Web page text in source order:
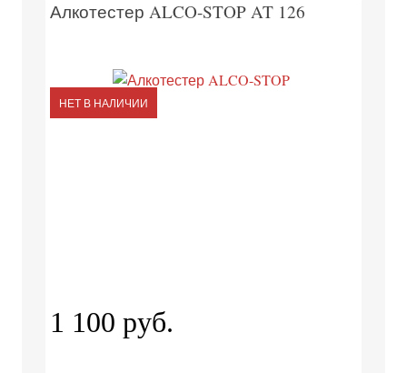
Алкотестер ALCO-STOP AT 126
НЕТ В НАЛИЧИИ
1 100 руб.